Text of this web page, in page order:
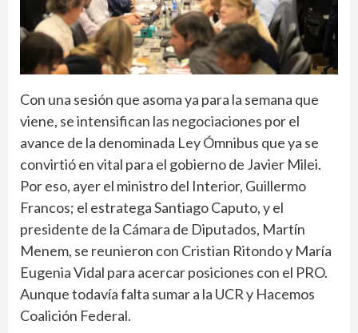
Con una sesión que asoma ya para la semana que
viene, se intensifican las negociaciones por el
avance de la denominada Ley Ómnibus que ya se
convirtió en vital para el gobierno de Javier Milei.
Por eso, ayer el ministro del Interior, Guillermo
Francos; el estratega Santiago Caputo, y el
presidente de la Cámara de Diputados, Martín
Menem, se reunieron con Cristian Ritondo y María
Eugenia Vidal para acercar posiciones con el PRO.
Aunque todavía falta sumar a la UCR y Hacemos
Coalición Federal.